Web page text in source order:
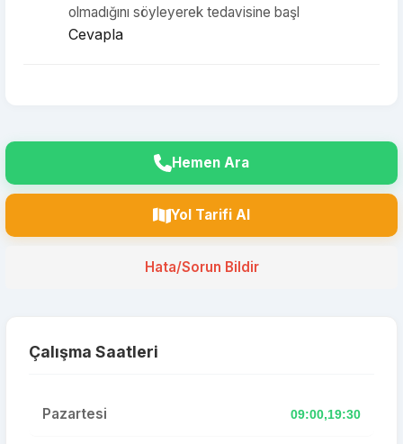
olmadığını söyleyerek tedavisine başl
Cevapla
Hemen Ara
Yol Tarifi Al
Hata/Sorun Bildir
Çalışma Saatleri
Pazartesi 09:00,19:30